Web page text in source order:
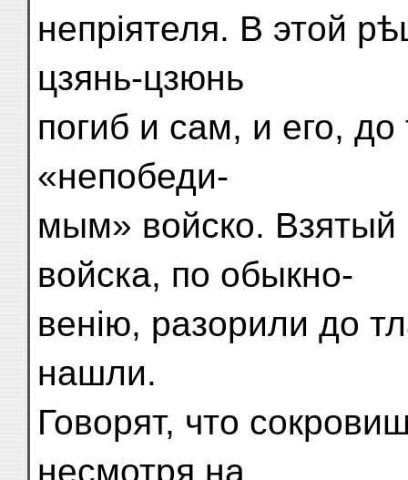
непріятеля. В этой
цзянь-цзюнь
погиб и сам, и его,
«непобеди-
мым» войско. Взятый
войска, по обыкно-
венію, разорили до
нашли.
Говорят, что
несмотря на